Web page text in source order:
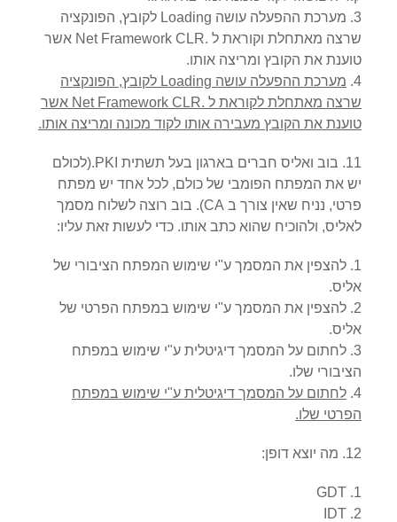
מערכת ההפעלה עושה Loading לקובץ, הפונקציה
שרצה מאתחלת וקוראת ל .Net Framework CLR אשר
טוענת את הקובץ ומריצה אותו.
מערכת ההפעלה עושה Loading לקובץ, הפונקציה
שרצה מאתחלת לקוראת ל .Net Framework CLR אשר
טוענת את הקובץ מעבירה אותו לקוד מכונה ומריצה אותו.
11. בוב ואליס חברים בארגון בעל תשתית PKI.(לכולם
יש את המפתח הפומבי של כולם, לכל אחד יש מפתח
פרטי, נניח שאין צורך ב CA). בוב רוצה לשלוח מסמך
לאליס, ולהוכיח שהוא כתב אותו. כדי לעשות זאת עליו:
להצפין את המסמך ע"י שימוש המפתח הציבורי של
אליס.
להצפין את המסמך ע"י שימוש במפתח הפרטי של
אליס.
לחתום על המסמך דיגיטלית ע"י שימוש במפתח
הציבורי שלו.
לחתום על המסמך דיגיטלית ע"י שימוש במפתח
הפרטי שלו.
12. מה יוצא דופן:
GDT
IDT